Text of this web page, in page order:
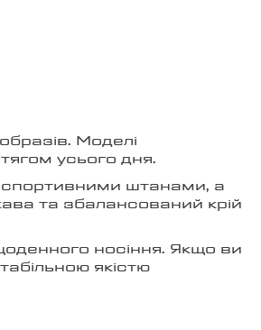
Моделі
усього дня.
спортивними штанами, а
та збалансований крій
носіння. Якщо ви
якістю